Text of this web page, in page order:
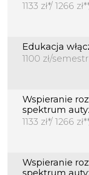
1133 zł*/ 1266
Edukacja
1100 zł/semestr
Wspieranie
spektrum
1133 zł*/ 1266
Wspieranie